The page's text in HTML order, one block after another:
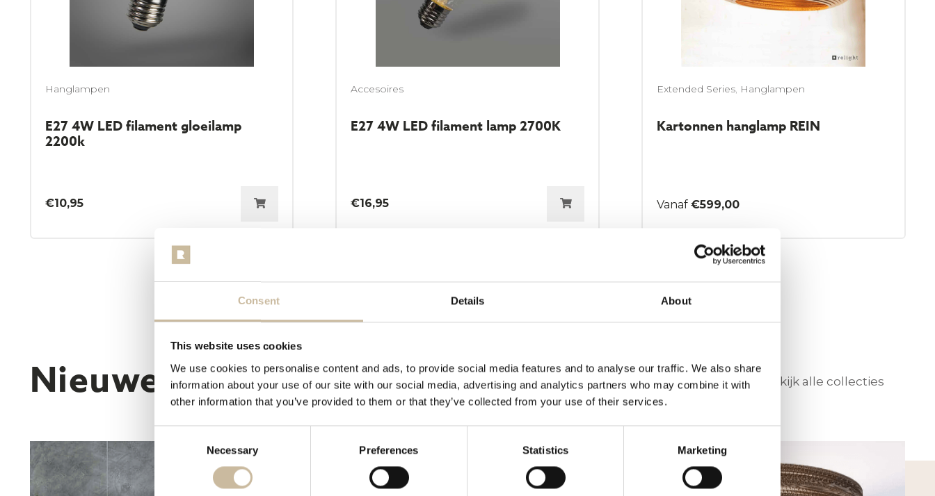
Consent Details About
This website uses cookies
We use cookies to personalise content and ads, to provide social media features and to analyse our traffic. We also share
information about your use of our site with our social media, advertising and analytics partners who may combine it with
other information that you’ve provided to them or that they’ve collected from your use of their services.
Necessary Preferences Statistics Marketing
Hanglampen
E27 4W LED filament gloeilamp
2200k
€10,95
Accesoires
E27 4W LED filament lamp 2700K
€16,95
Extended Series, Hanglampen
Kartonnen hanglamp REIN
€599,00
gekozen
Nieuwe collecties Bekijk alle collecties